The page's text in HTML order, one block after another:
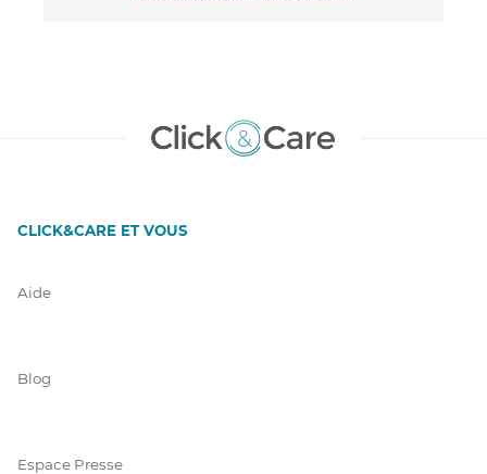
CLICK&CARE ET VOUS
Aide
Blog
Espace Presse